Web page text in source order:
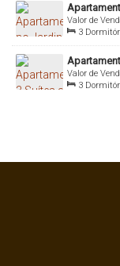
202.00m²
Melo Alves
Valor de
01417-010,
3
Sala(s) , 2
196.00m²
Valor de
01415-006,
3